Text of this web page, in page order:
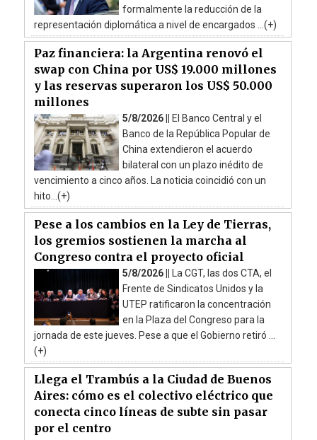
formalmente la reducción de la
representación diplomática a nivel de encargados ...(+)
Paz financiera: la Argentina renovó el
swap con China por US$ 19.000 millones
y las reservas superaron los US$ 50.000
millones
5/8/2026 ||
El Banco Central y el
Banco de la República Popular de
China extendieron el acuerdo
bilateral con un plazo inédito de
vencimiento a cinco años. La noticia coincidió con un
hito...(+)
Pese a los cambios en la Ley de Tierras,
los gremios sostienen la marcha al
Congreso contra el proyecto oficial
5/8/2026 ||
La CGT, las dos CTA, el
Frente de Sindicatos Unidos y la
UTEP ratificaron la concentración
en la Plaza del Congreso para la
jornada de este jueves. Pese a que el Gobierno retiró ...
(+)
Llega el Trambús a la Ciudad de Buenos
Aires: cómo es el colectivo eléctrico que
conecta cinco líneas de subte sin pasar
por el centro